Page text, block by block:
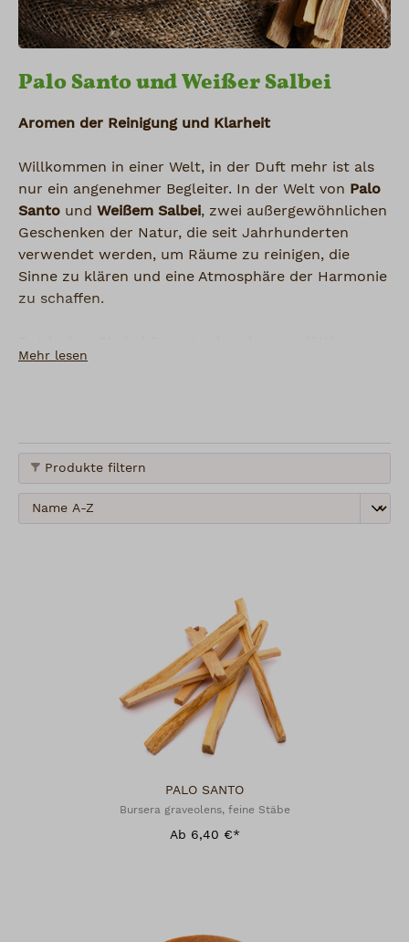
Palo Santo und Weißer Salbei
Aromen der Reinigung und Klarheit
Willkommen in einer Welt, in der Duft mehr ist als
nur ein angenehmer Begleiter. In der Welt von Palo
Santo und Weißem Salbei, zwei außergewöhnlichen
Geschenken der Natur, die seit Jahrhunderten
verwendet werden, um Räume zu reinigen, die
Sinne zu klären und eine Atmosphäre der Harmonie
zu schaffen.
ausgewählte Vielfalt dieser besonderen
Mehr lesen
Produkte filtern
PALO SANTO
Bursera graveolens, feine Stäbe
Ab 6,40 €*